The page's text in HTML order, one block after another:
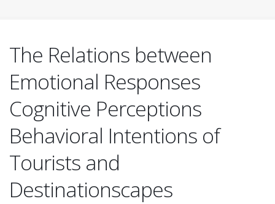
The Relations between
Emotional Responses
Cognitive Perceptions
Behavioral Intentions of
Tourists and
Destinationscapes